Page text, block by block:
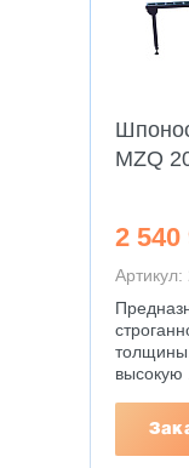
MZQ
2 540
Артикул:
высокую